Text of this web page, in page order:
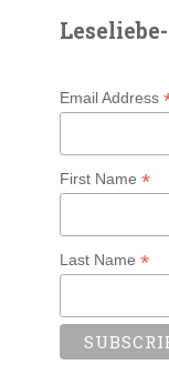
Email Address
First Name*
Last Name*